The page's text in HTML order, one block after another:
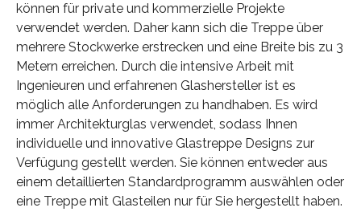
können für private und kommerzielle Projekte
verwendet werden. Daher kann sich die Treppe über
mehrere Stockwerke erstrecken und eine Breite bis zu 3
Metern erreichen. Durch die intensive Arbeit mit
Ingenieuren und erfahrenen Glashersteller ist es
möglich alle Anforderungen zu handhaben. Es wird
immer Architekturglas verwendet, sodass Ihnen
individuelle und innovative Glastreppe Designs zur
Verfügung gestellt werden. Sie können entweder aus
einem detaillierten Standardprogramm auswählen oder
eine Treppe mit Glasteilen nur für Sie hergestellt haben.